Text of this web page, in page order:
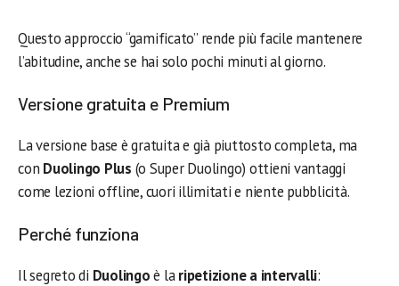
Questo approccio “gamificato” rende più facile mantenere
l’abitudine, anche se hai solo pochi minuti al giorno.
Versione gratuita e Premium
La versione base è gratuita e già piuttosto completa, ma
con Duolingo Plus (o Super Duolingo) ottieni vantaggi
come lezioni offline, cuori illimitati e niente pubblicità.
Perché funziona
Il segreto di Duolingoè laripetizione a intervalli: